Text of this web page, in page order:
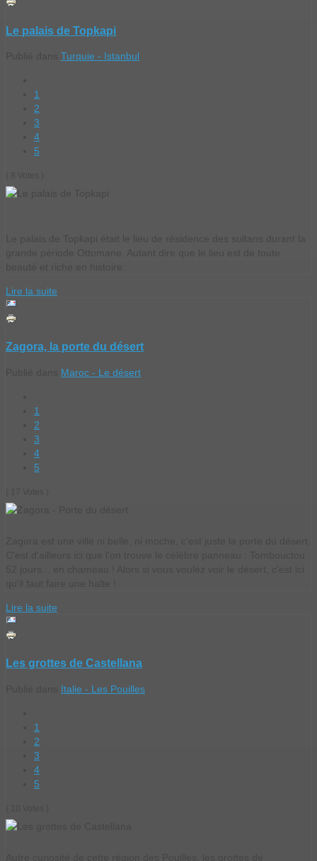
Le palais de Topkapi
Turquie - Istanbul
1
2
3
4
5
Lire la suite
Zagora, la porte du désert
Maroc - Le désert
1
2
3
4
5
Lire la suite
Les grottes de Castellana
Italie - Les Pouilles
1
2
3
4
5